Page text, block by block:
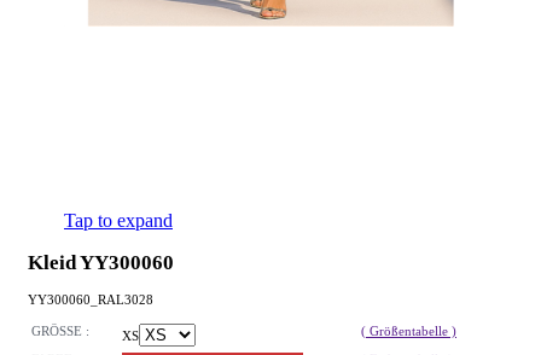
Tap to expand
Kleid YY300060
YY300060_RAL3028
GRÖSSE : XS
( Größentabelle )